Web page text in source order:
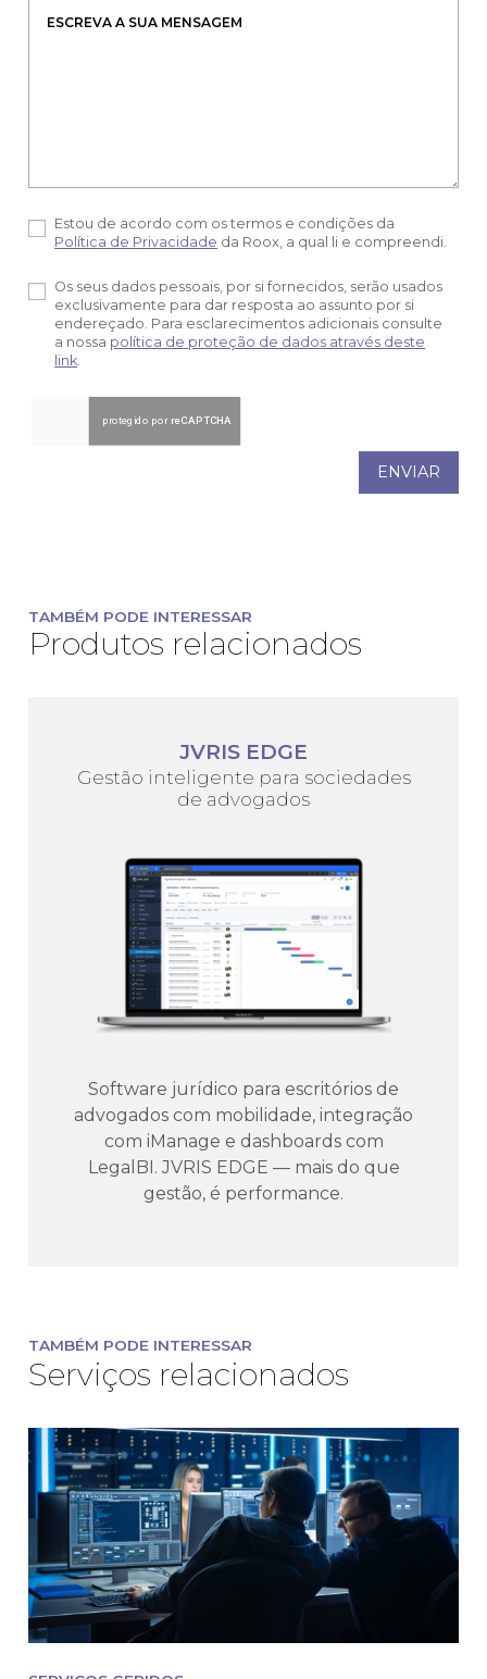
Estou de acordo com os termos e condições da
Política de Privacidade da Roox, a qual li e compreendi.
Os seus dados pessoais, por si fornecidos, serão usados
exclusivamente para dar resposta ao assunto por si
endereçado. Para esclarecimentos adicionais consulte
a nossa política de proteção de dados através deste
link.
ENVIAR
TAMBÉM PODE INTERESSAR
Produtos relacionados
JVRIS EDGE
Gestão inteligente para sociedades
de advogados
Software jurídico para escritórios de
advogados com mobilidade, integração
com iManage e dashboards com
LegalBI. JVRIS EDGE — mais do que
gestão, é performance.
TAMBÉM PODE INTERESSAR
Serviços relacionados